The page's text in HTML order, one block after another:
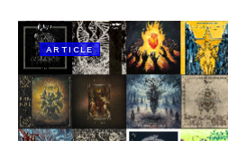
ARTICLE